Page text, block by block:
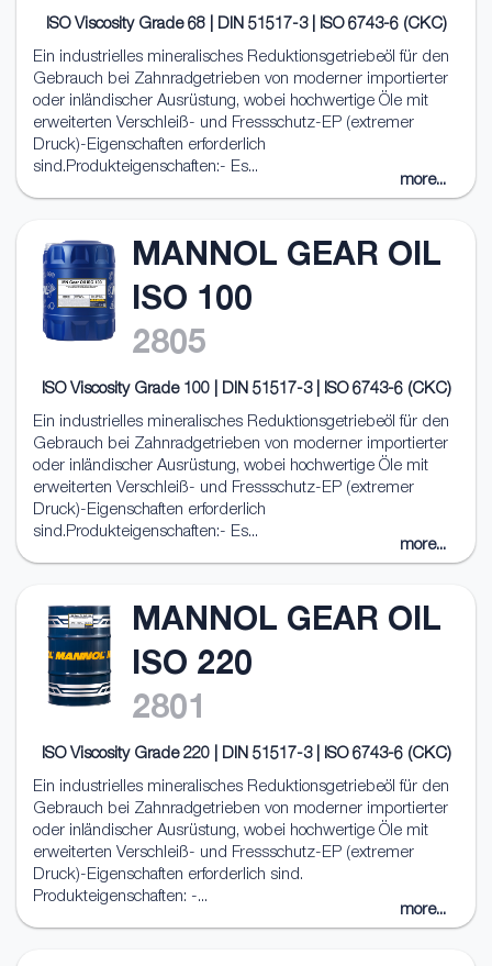
ISO Viscosity Grade 68 | DIN 51517-3 | ISO 6743-6 (CKC)
Ein industrielles mineralisches Reduktionsgetriebeöl für den
Gebrauch bei Zahnradgetrieben von moderner importierter
oder inländischer Ausrüstung, wobei hochwertige Öle mit
erweiterten Verschleiß- und Fressschutz-EP (extremer
Druck)-Eigenschaften erforderlich
sind.Produkteigenschaften:- Es...
more...
MANNOL GEAR OIL
ISO 100
2805
ISO Viscosity Grade 100 | DIN 51517-3 | ISO 6743-6 (CKC)
Ein industrielles mineralisches Reduktionsgetriebeöl für den
Gebrauch bei Zahnradgetrieben von moderner importierter
oder inländischer Ausrüstung, wobei hochwertige Öle mit
erweiterten Verschleiß- und Fressschutz-EP (extremer
Druck)-Eigenschaften erforderlich
sind.Produkteigenschaften:- Es...
more...
MANNOL GEAR OIL
ISO 220
2801
ISO Viscosity Grade 220 | DIN 51517-3 | ISO 6743-6 (CKC)
Ein industrielles mineralisches Reduktionsgetriebeöl für den
Gebrauch bei Zahnradgetrieben von moderner importierter
oder inländischer Ausrüstung, wobei hochwertige Öle mit
erweiterten Verschleiß- und Fressschutz-EP (extremer
Druck)-Eigenschaften erforderlich sind.
Produkteigenschaften: -...
more...